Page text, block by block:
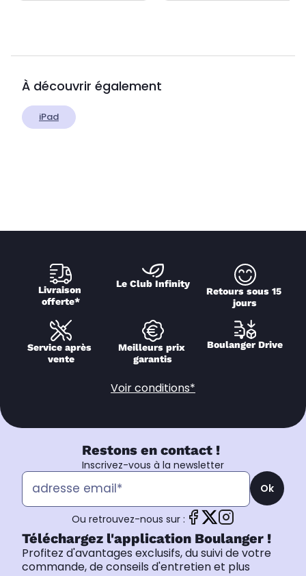
À découvrir également
iPad
Livraison
offerte*
Le Club Infinity
Retours sous 15
jours
Service après
vente
Meilleurs prix
garantis
Boulanger Drive
Voir conditions*
Restons en contact !
Inscrivez-vous à la newsletter
Ok
Ou retrouvez-nous sur :
Téléchargez l'application Boulanger !
Profitez d'avantages exclusifs, du suivi de votre
commande, de conseils d'entretien et plus